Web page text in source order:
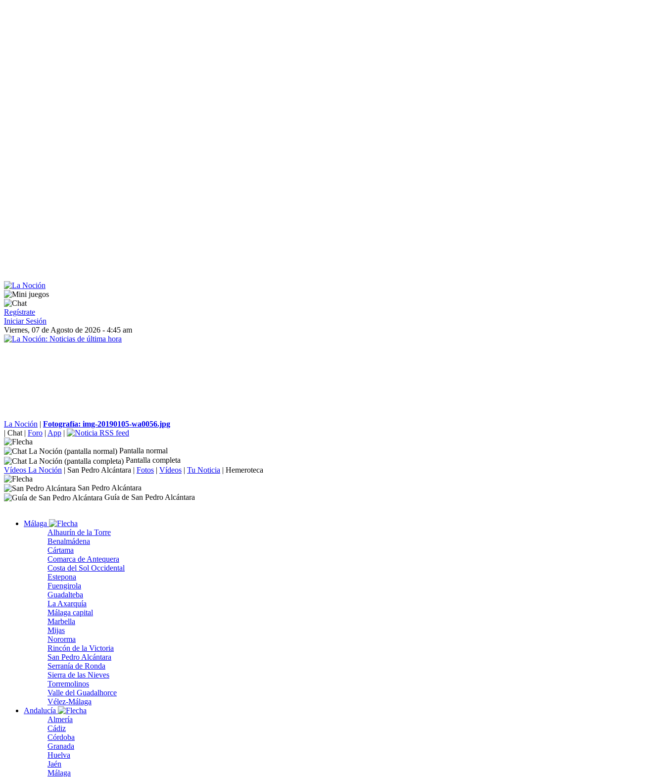
Regístrate
Iniciar Sesión
Viernes, 07 de Agosto de 2026 - 4:45 am
La Noción | Fotografía: img-20190105-wa0056.jpg
| Chat | Foro | App |
Pantalla normal
Pantalla completa
Vídeos La Noción | San Pedro Alcántara | Fotos | Vídeos | Tu Noticia | Hemeroteca
San Pedro Alcántara
Guía de San Pedro Alcántara
Málaga
Alhaurín de la Torre
Benalmádena
Cártama
Comarca de Antequera
Costa del Sol Occidental
Estepona
Fuengirola
Guadalteba
La Axarquía
Málaga capital
Marbella
Mijas
Nororma
Rincón de la Victoria
San Pedro Alcántara
Serranía de Ronda
Sierra de las Nieves
Torremolinos
Valle del Guadalhorce
Vélez-Málaga
Andalucía
Almería
Cádiz
Córdoba
Granada
Huelva
Jaén
Málaga